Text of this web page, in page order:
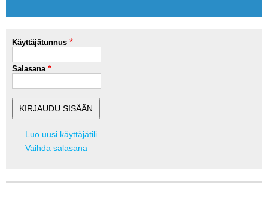
Käyttäjätunnus
Salasana
Luo uusi käyttäjätili
Vaihda salasana